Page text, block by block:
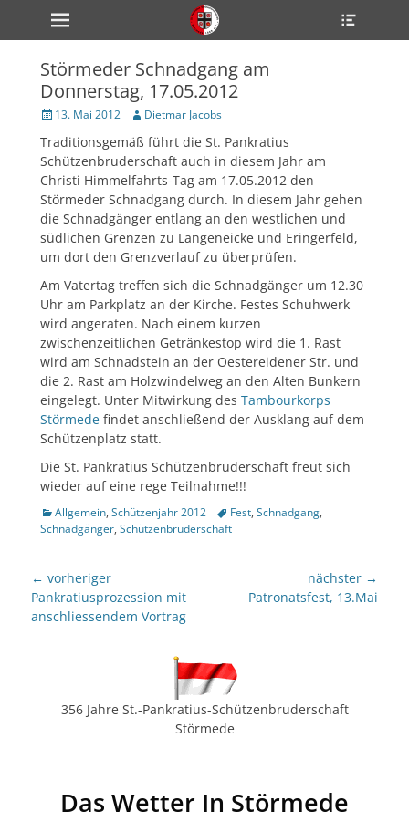
zum
Inhalt
Primärmenü
Störmeder Schnadgang am
Donnerstag, 17.05.2012
Veröffentlicht
13. Mai 2012 Author
Dietmar Jacobs
Traditionsgemäß führt die St. Pankratius
Schützenbruderschaft auch in diesem Jahr am
Christi Himmelfahrts-Tag am 17.05.2012 den
Störmeder Schnadgang durch. In diesem Jahr gehen
die Schnadgänger entlang an den westlichen und
südlichen Grenzen zu Langeneicke und Eringerfeld,
um dort den Grenzverlauf zu überprüfen.
Am Vatertag treffen sich die Schnadgänger um 12.30
Uhr am Parkplatz an der Kirche. Festes Schuhwerk
wird angeraten. Nach einem kurzen
zwischenzeitlichen Getränkestop wird die 1. Rast
wird am Schnadstein an der Oestereidener Str. und
die 2. Rast am Holzwindelweg an den Alten Bunkern
eingelegt. Unter Mitwirkung des Tambourkorps
Störmede findet anschließend der Ausklang auf dem
Schützenplatz statt.
Die St. Pankratius Schützenbruderschaft freut sich
wieder auf eine rege Teilnahme!!!
Kategorien
Allgemein, Schützenjahr 2012 TagsFest, Schnadgang,
Schnadgänger, Schützenbruderschaft
Beitragsnavigation
← vorheriger
Vorheriger
Beitrag:
Pankratiusprozession mit
anschliessendem Vortrag
nächster →
nächsterPatronatsfest, 13.Mai
356 Jahre St.-Pankratius-Schützenbruderschaft
Störmede
Das Wetter In Störmede